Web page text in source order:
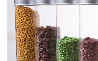
NOS SERVICES
BOUTIQUE
QUI SOMMES-NOUS